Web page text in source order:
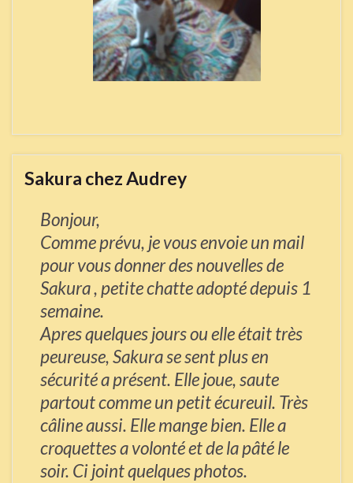
Sakura chez Audrey
Bonjour,
Comme prévu, je vous envoie un mail
pour vous donner des nouvelles de
Sakura , petite chatte adopté depuis 1
semaine.
Apres quelques jours ou elle était très
peureuse, Sakura se sent plus en
sécurité a présent. Elle joue, saute
partout comme un petit écureuil. Très
câline aussi. Elle mange bien. Elle a
croquettes a volonté et de la pâté le
soir. Ci joint quelques photos.